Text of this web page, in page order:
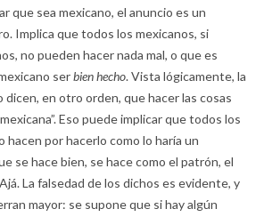
que sea mexicano, el anuncio es un
Implica que todos los mexicanos, si
no pueden hacer nada mal, o que es
serbien hecho. Vista lógicamente, la
dicen, en otro orden, que hacer las cosas
Eso puede implicar que todos los
hacen por hacerlo como lo haría un
se hace bien, se hace como el patrón, el
La falsedad de los dichos es evidente, y
mayor: se supone que si hay algún